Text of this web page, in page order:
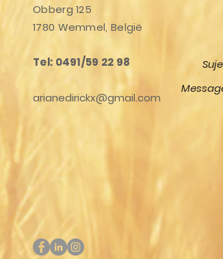
Obberg 125
1780 Wemmel, België
Tel: 0491/59 22 98
arianedirickx@gmail.com